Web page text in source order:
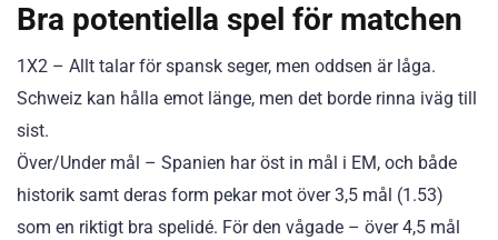
Bra potentiella spel för matchen
1X2 – Allt talar för spansk seger, men oddsen är låga.
Schweiz kan hålla emot länge, men det borde rinna iväg till
sist.
Över/Under mål – Spanien har öst in mål i EM, och både
historik samt deras form pekar mot över 3,5 mål (1.53)
som en riktigt bra spelidé. För den vågade – över 4,5 mål